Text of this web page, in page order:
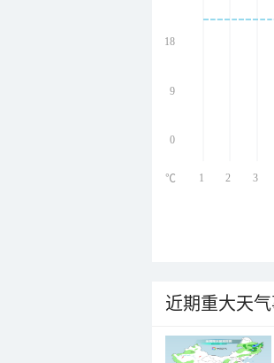
18
9
0
1 2 3
℃
近期重大天